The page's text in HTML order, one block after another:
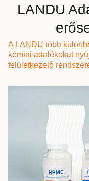
LANDU
A LANDU több
kémiai adalékokat
felületkezelő